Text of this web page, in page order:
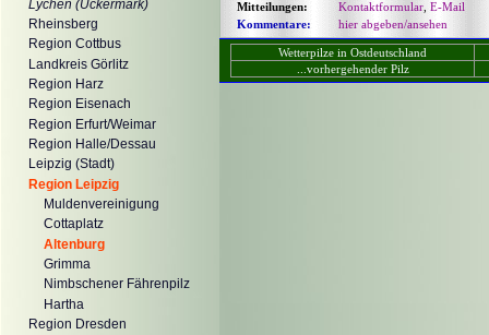
Lychen (Uckermark)
Rheinsberg
Region Cottbus
Landkreis Görlitz
Region Harz
Region Eisenach
Region Erfurt/Weimar
Region Halle/Dessau
Leipzig (Stadt)
Region Leipzig
Muldenvereinigung
Cottaplatz
Altenburg
Grimma
Nimbschener Fährenpilz
Hartha
Region Dresden
Mitteilungen:
Kontaktformular E-Mail
Kommentare:
hier abgeben/ansehen
Wetterpilze in Ostdeutschland
...vorhergehender Pilz